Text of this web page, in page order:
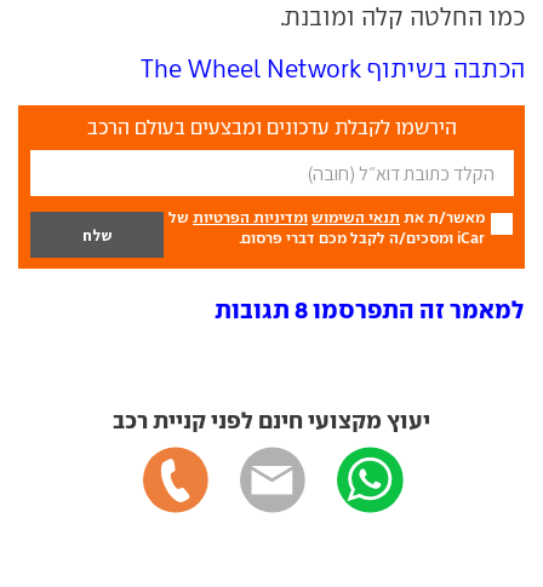
כמו החלטה קלה ומובנת.
הכתבה בשיתוף The Wheel Network
הירשמו לקבלת עדכונים ומבצעים בעולם הרכב
מאשר/ת את תנאי השימוש ומדיניות הפרטיות של
iCar ומסכים/ה לקבל מכם דברי פרסום.
למאמר זה התפרסמו 8 תגובות
יעוץ מקצועי חינם לפני קניית רכב